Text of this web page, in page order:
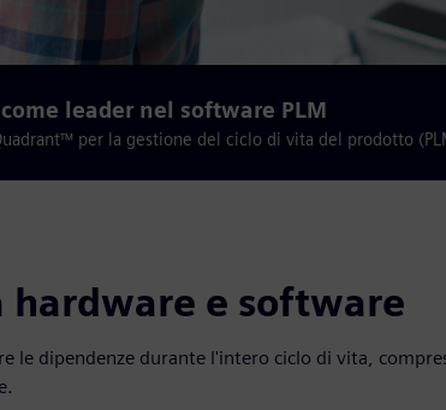
leader nel software PLM
per la gestione del ciclo di vita del prodotto
e software
le dipendenze durante l'intero ciclo di vita,